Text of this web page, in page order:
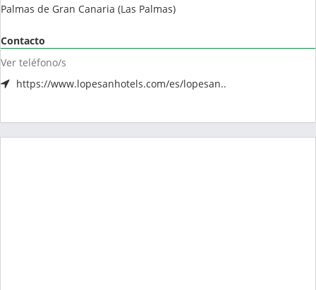
Palmas de Gran Canaria (Las Palmas)
Contacto
Ver teléfono/s
https://www.lopesanhotels.com/es/lopesan..